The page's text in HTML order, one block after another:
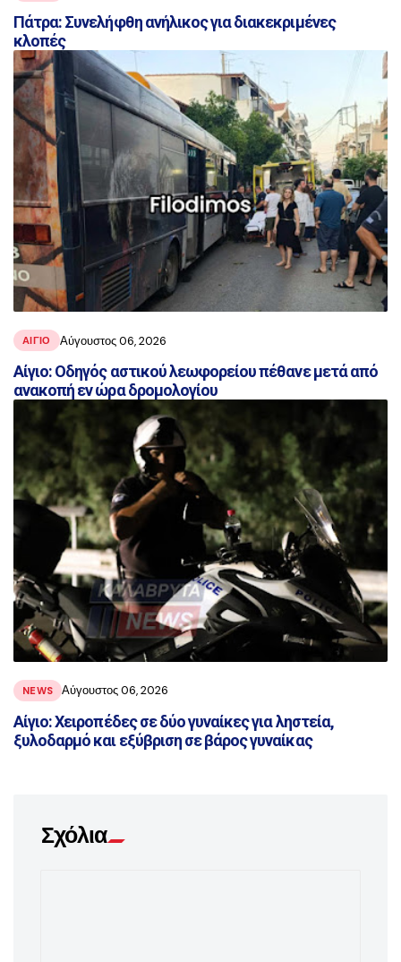
Πάτρα: Συνελήφθη ανήλικος για διακεκριμένες
κλοπές
ΑΙΓΙΟ Αύγουστος 06, 2026
Αίγιο: Οδηγός αστικού λεωφορείου πέθανε μετά από
ανακοπή εν ώρα δρομολογίου
NEWS Αύγουστος 06, 2026
Αίγιο: Χειροπέδες σε δύο γυναίκες για ληστεία,
ξυλοδαρμό και εξύβριση σε βάρος γυναίκας
Σχόλια